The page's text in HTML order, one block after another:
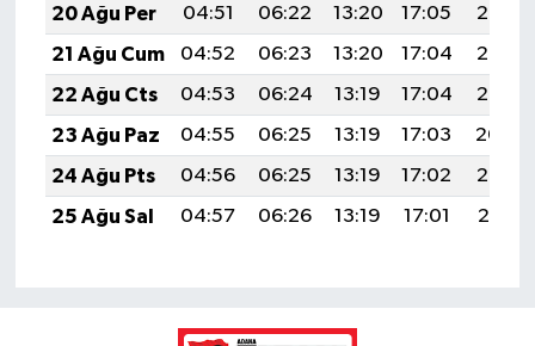
20 Ağu Per
04:51 06:22 13:20 17:05
20:08
21 Ağu Cum
04:52 06:23 13:20 17:04
20:06
22 Ağu Cts
04:53 06:24 13:19 17:04
20:05
23 Ağu Paz
04:55 06:25 13:19 17:03
20:04
24 Ağu Pts
04:56 06:25 13:19 17:02
20:02
25 Ağu Sal
04:57 06:26 13:19 17:01 20:01